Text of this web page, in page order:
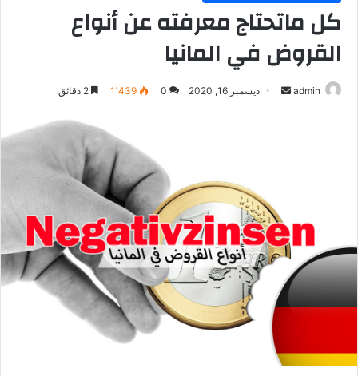
كل ماتحتاج معرفته عن أنواع
القروض في المانيا
admin
أرسل ديسمبر 16, 2020 0 1٬439